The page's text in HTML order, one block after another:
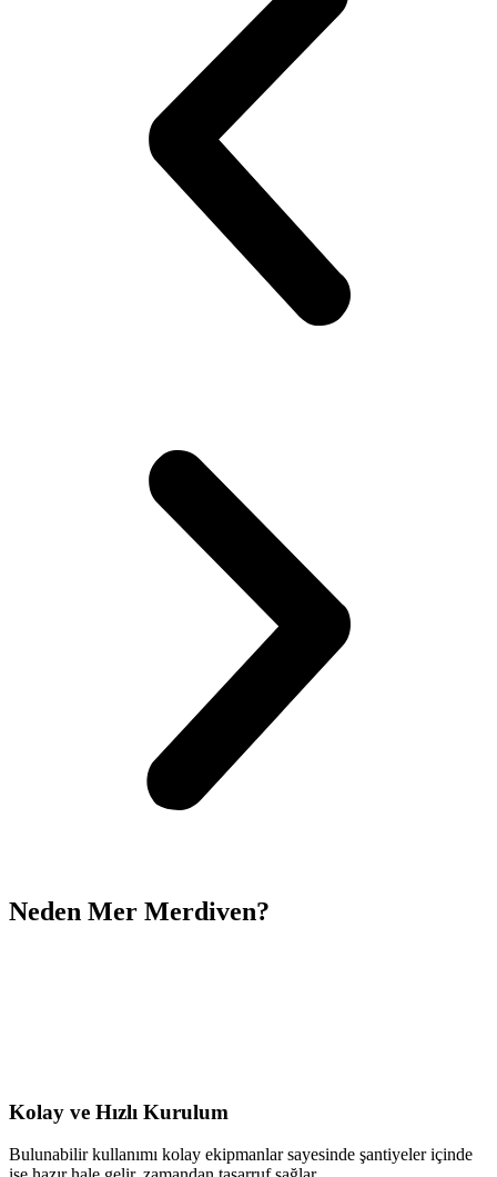
Neden Mer Merdiven?
Kolay ve Hızlı Kurulum
Bulunabilir kullanımı kolay ekipmanlar sayesinde şantiyeler içinde